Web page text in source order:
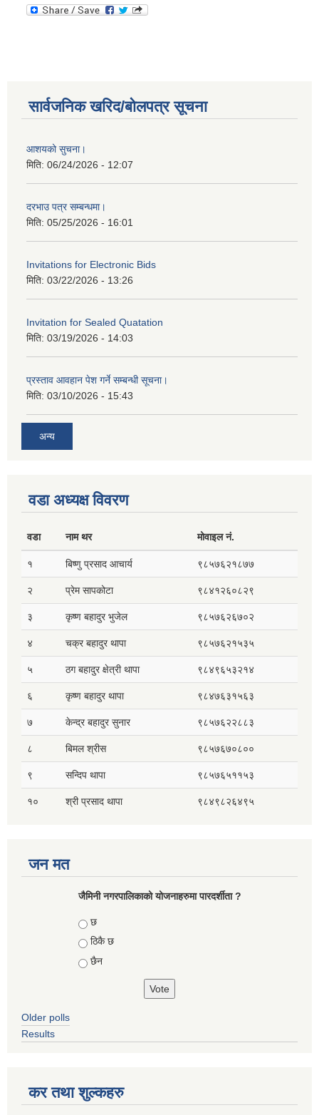
सार्वजनिक खरिद/बोलपत्र सूचना
आशयको सुचना।
मिति: 06/24/2026 - 12:07
दरभाउ पत्र सम्बन्धमा।
मिति: 05/25/2026 - 16:01
Invitations for Electronic Bids
मिति: 03/22/2026 - 13:26
Invitation for Sealed Quatation
मिति: 03/19/2026 - 14:03
प्रस्ताव आवहान पेश गर्ने सम्बन्धी सूचना।
मिति: 03/10/2026 - 15:43
अन्य
वडा अध्यक्ष विवरण
वडा नाम थर मोवाइल नं.
१ बिष्णु प्रसाद आचार्य ९८५७६२१८७७
२ प्रेम सापकोटा ९८४१२६०८२९
३ कृष्ण बहादुर भुजेल ९८५७६२६७०२
४ चक्र बहादुर थापा ९८५७६२१५३५
५ ठग बहादुर क्षेत्री थापा ९८४९६५३२१४
६ कृष्ण बहादुर थापा ९८४७६३१५६३
७ केन्द्र बहादुर सुनार ९८५७६२२८८३
८ बिमल श्रीस ९८५७६७०८००
९ सन्दिप थापा ९८५७६५११५३
१० श्री प्रसाद थापा ९८४९८२६४९५
जन मत
जैमिनी नगरपालिकाको योजनाहरुमा पारदर्शीता ?
Choices
छ
ठिकै छ
छैन
Older polls
Results
कर तथा शुल्कहरु